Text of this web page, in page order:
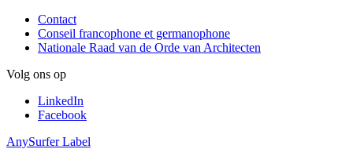
Contact
Conseil francophone et germanophone
Nationale Raad van de Orde van Architecten
Volg ons op
LinkedIn
Facebook
AnySurfer Label